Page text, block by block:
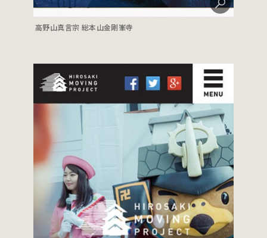
高野山真言宗 総本山金剛峯寺